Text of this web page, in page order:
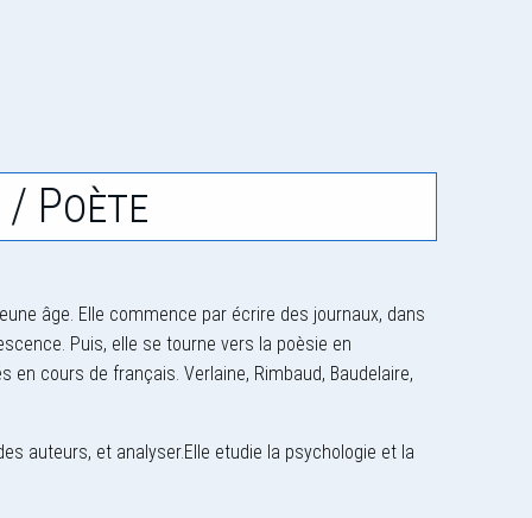
Poète
âge. Elle commence par écrire des journaux, dans
Puis, elle se tourne vers la poèsie en
cours de français. Verlaine, Rimbaud, Baudelaire,
auteurs, et analyser.Elle etudie la psychologie et la